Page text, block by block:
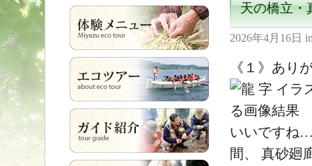
天の橋立・
2026年4月16日
《１》あり
いいですね
間、 真砂廻